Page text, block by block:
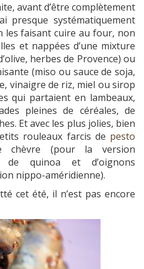
avant d’être complètement
presque systématiquement
les faisant cuire au four, non
et nappées d’une mixture
herbes de Provence) ou
(miso ou sauce de soja,
vinaigre de riz, miel ou sirop
qui partaient en lambeaux,
pleines de céréales, de
Et avec les plus jolies, bien
rouleaux farcis de pesto
(pour la version
de quinoa et d’oignons
nippo-améridienne).
cet été, il n’est pas encore